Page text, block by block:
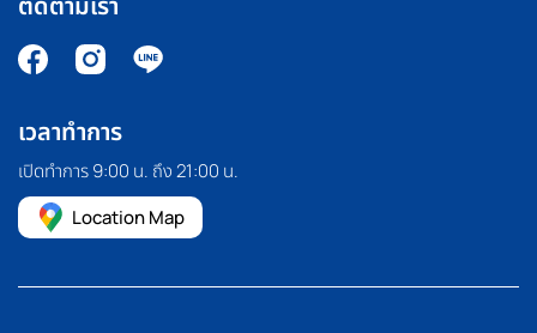
เวลาทำการ
เปิดทำการ 9:00 น. ถึง 21:00 น.
Location Map